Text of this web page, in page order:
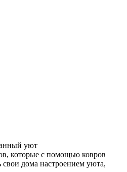
уют
которые с помощью ковров
дома настроением уюта,